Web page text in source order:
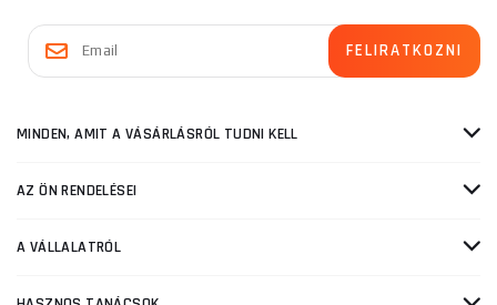
MINDEN, AMIT A VÁSÁRLÁSRÓL TUDNI KELL
AZ ÖN RENDELÉSEI
A VÁLLALATRÓL